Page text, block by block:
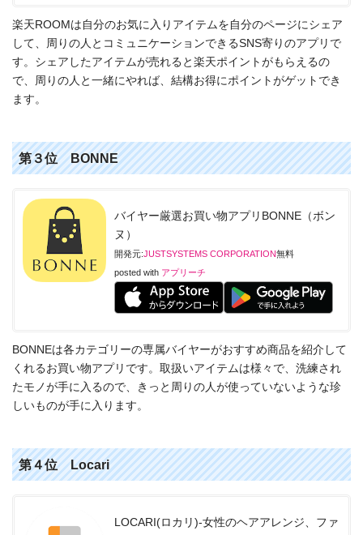
楽天ROOMは自分のお気に入りアイテムを自分のページにシェア
して、周りの人とコミュニケーションできるSNS寄りのアプリで
す。シェアしたアイテムが売れると楽天ポイントがもらえるの
で、周りの人と一緒にやれば、結構お得にポイントがゲットでき
ます。
第３位 BONNE
バイヤー厳選お買い物アプリBONNE（ボン
ヌ）
開発元:JUSTSYSTEMS CORPORATION無料
posted with アプリーチ
BONNEは各カテゴリーの専属バイヤーがおすすめ商品を紹介して
くれるお買い物アプリです。取扱いアイテムは様々で、洗練され
たモノが手に入るので、きっと周りの人が使っていないような珍
しいものが手に入ります。
第４位 Locari
LOCARI(ロカリ)-女性のヘアアレンジ、ファ